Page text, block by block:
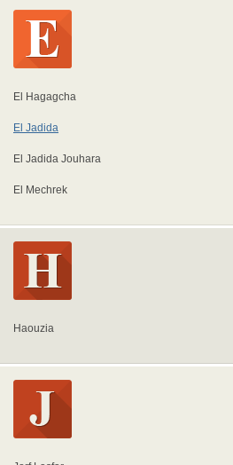
El Hagagcha
El Jadida
El Jadida Jouhara
El Mechrek
Haouzia